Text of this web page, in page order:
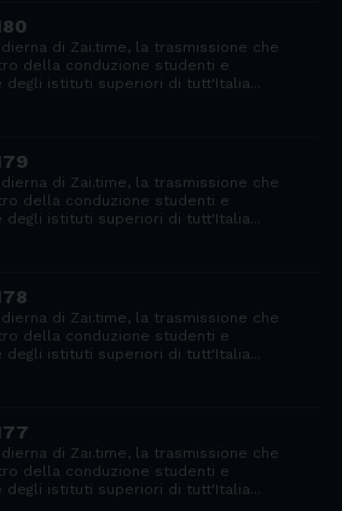
di Zai.time, la trasmissione che
della conduzione studenti e
degli istituti superiori di tutt'Italia...
di Zai.time, la trasmissione che
della conduzione studenti e
degli istituti superiori di tutt'Italia...
di Zai.time, la trasmissione che
della conduzione studenti e
degli istituti superiori di tutt'Italia...
di Zai.time, la trasmissione che
della conduzione studenti e
degli istituti superiori di tutt'Italia...